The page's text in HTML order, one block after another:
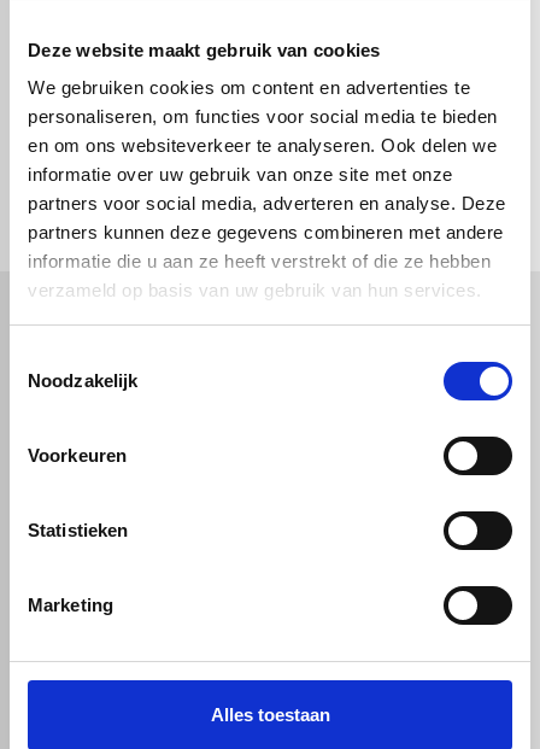
Deze website maakt gebruik van cookies
We gebruiken cookies om content en advertenties te
personaliseren, om functies voor social media te bieden
en om ons websiteverkeer te analyseren. Ook delen we
informatie over uw gebruik van onze site met onze
partners voor social media, adverteren en analyse. Deze
partners kunnen deze gegevens combineren met andere
informatie die u aan ze heeft verstrekt of die ze hebben
verzameld op basis van uw gebruik van hun services.
Noodzakelijk
Voorkeuren
Statistieken
Marketing
Alles toestaan
€ 4,63 € 113,00
check_circle Vanaf€ 750,-gratis bezorgd
check_circle
check_circle2-5dagen levertijd
Kunststof voorzetramen
Kunststof platen
HPL platen
Technische kunststoffen